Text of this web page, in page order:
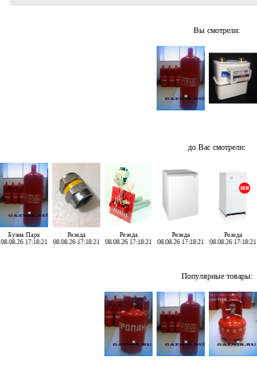
Вы смотрели:
до Вас смотрели:
Буэна Парк
08.08.26 17:18:21
Резеда
08.08.26 17:18:21
Резеда
08.08.26 17:18:21
Резеда
08.08.26 17:18:21
Резеда
08.08.26 17:18:21
Популярные товары: